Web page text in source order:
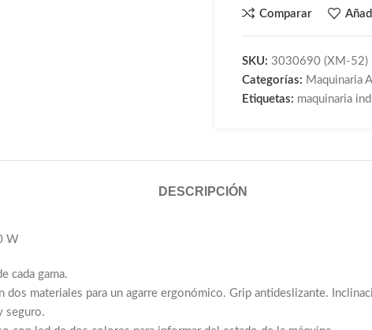
Comparar
SKU: 3030690 (XM-52)
Categorías: Maquinaria
Etiquetas: maquinaria
DESCRIPCIÓN
W
cada gama.
dos materiales para un agarre ergonómico. Grip antideslizante.
seguro.